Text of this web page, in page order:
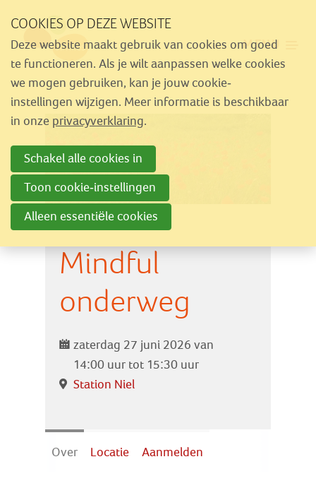
links
over
Spring
naar
navigatie
naar
hoofdinhoud
MENU
Mindful
onderweg
zaterdag 27 juni 2026 van
14:00 uur tot 15:30 uur
Station Niel
Over Locatie Aanmelden
Aanbod
Nieuws
Activiteiten
Over Similes
Contact
Lid worden
Vrijwilliger worden
Inloggen
COOKIES OP DEZE WEBSITE
Deze website maakt gebruik van cookies om goed
te functioneren. Als je wilt aanpassen welke cookies
we mogen gebruiken, kan je jouw cookie-
instellingen wijzigen. Meer informatie is beschikbaar
in onze privacyverklaring.
Schakel alle cookies in
Toon cookie-instellingen
Alleen essentiële cookies